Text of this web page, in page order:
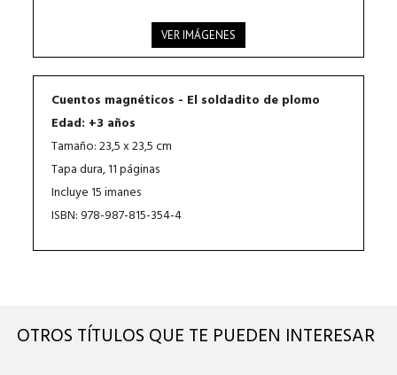
VER IMÁGENES
Cuentos magnéticos - El soldadito de plomo
Edad: +3 años
Tamaño: 23,5 x 23,5 cm
Tapa dura, 11 páginas
Incluye 15 imanes
ISBN: 978-987-815-354-4
OTROS TÍTULOS QUE TE PUEDEN INTERESAR